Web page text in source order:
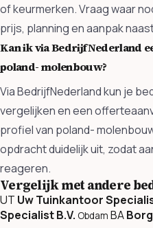
of keurmerken. Vraag waar
prijs, planning en aanpak
Kan ik via BedrijfNederland
poland- molenbouw?
Via BedrijfNederland kun je
vergelijken en een
profiel van poland-
opdracht duidelijk uit, zodat
reageren.
Vergelijk met andere
UT Uw Tuinkantoor
Specialist B.V. Obdam BA